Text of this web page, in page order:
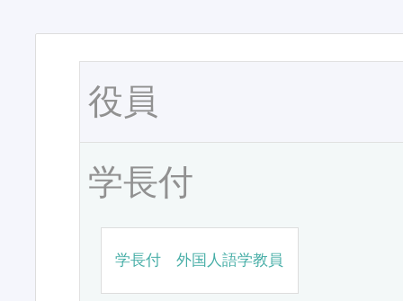
役員
学長付
学長付 外国人語学教員